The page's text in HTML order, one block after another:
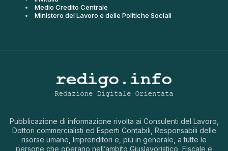
Medio Credito Centrale
Ministero del Lavoro e delle Politiche Sociali
Pubblicazione di informazione rivolta ai Consulenti del Lavoro,
Dottori commercialisti ed Esperti Contabili, Responsabili delle
risorse umane, Imprenditori e, più in generale, a tutte le
persone che operano nell’ambito Giuslavoristico, Fiscale e